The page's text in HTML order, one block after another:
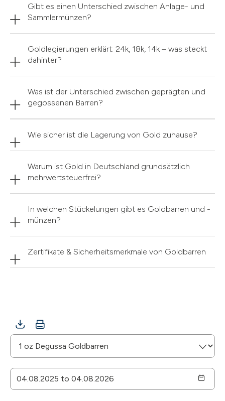
Gibt es einen Unterschied zwischen Anlage- und
Sammlermünzen?
Goldlegierungen erklärt: 24k, 18k, 14k – was steckt
dahinter?
Was ist der Unterschied zwischen geprägten und
gegossenen Barren?
Wie sicher ist die Lagerung von Gold zuhause?
Warum ist Gold in Deutschland grundsätzlich
mehrwertsteuerfrei?
In welchen Stückelungen gibt es Goldbarren und -
münzen?
Zertifikate & Sicherheitsmerkmale von Goldbarren